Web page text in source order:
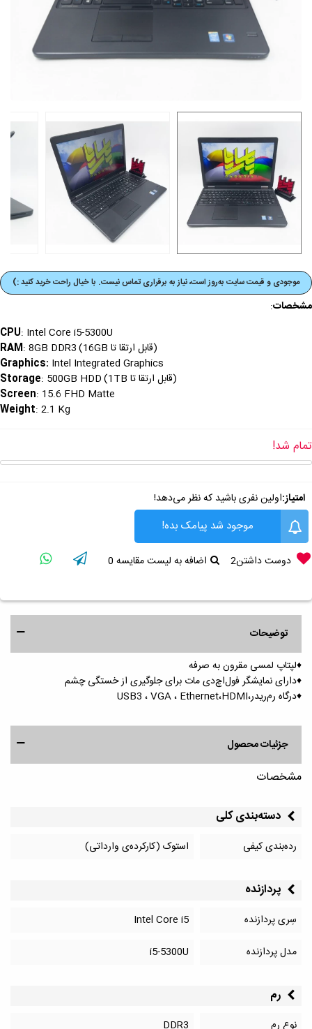
موجودی و قیمت‌ سایت به‌روز است، نیاز به برقراری تماس نیست. با خیال راحت خرید کنید :)
مشخصات:
: Intel Core i5-5300U
(قابل ارتقا تا 16GB)
: 8GB DDR3
: Intel Integrated Graphics
(قابل ارتقا تا 1TB)
Storage: 500GB HDD
: 15.6 FHD Matte
: 2.1 Kg
تمام شد!
امتیاز:اولین نفری باشید که نظر می‌دهد!
موجود شد پیامک بده!
دوست داشتن2 اضافه به لیست مقایسه 0
توضیحات
♦️لپتاپ لمسی مقرون به صرفه
♦️دارای نمایشگر فول‌اچ‌دی مات برای جلوگیری از خستگی چشم
♦️درگاه رم‌ریدر،USB3 ، VGA ، Ethernet،HDMI
جزئیات محصول
مشخصات
دسته‌بندی کلی
رده‌بندی کیفی استوک (کارکرده‌ی وارداتی)
پردازنده
سِری پردازنده
Intel Core i5
مدل پردازنده
i5-5300U
رم